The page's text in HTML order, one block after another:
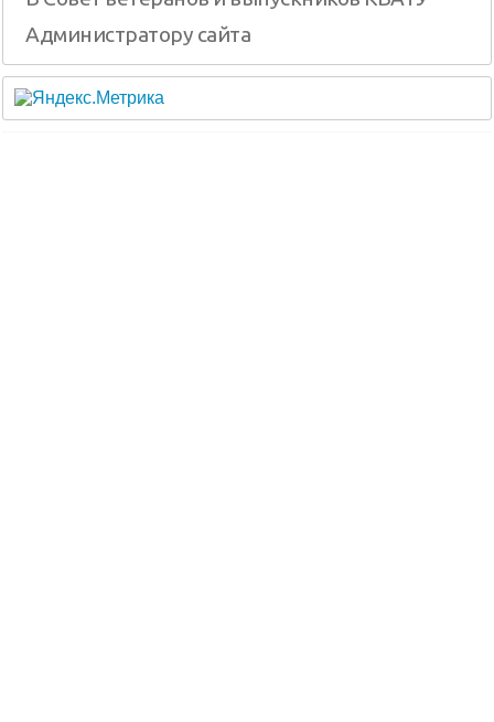
Администратору сайта